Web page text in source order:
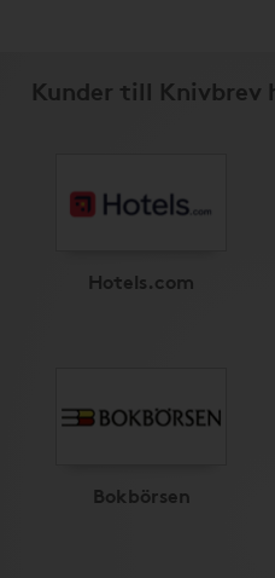
Kunder till Knivbrev
Hotels.com
Bokbörsen